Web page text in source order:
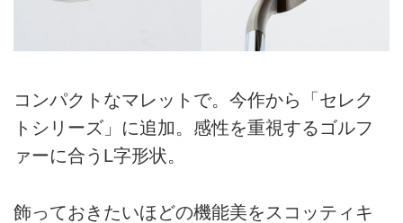
コンパクトなマレットで。今作から「セレク
トシリーズ」に追加。感性を重視するゴルフ
ァーに合うL字形状。
飾っておきたいほどの機能美をスコッティキ